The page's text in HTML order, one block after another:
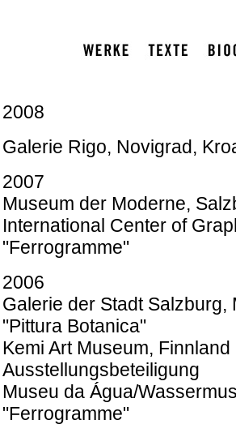
2008
Galerie Rigo, Novigrad,
2007
Museum der Moderne,
International Center of
"Ferrogramme"
2006
Galerie der Stadt
"Pittura Botanica"
Kemi Art Museum,
Ausstellungsbeteiligung
Museu da Água/
"Ferrogramme"